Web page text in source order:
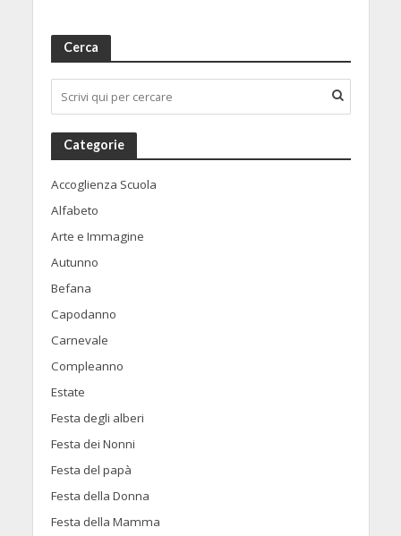
Cerca
Categorie
Accoglienza Scuola
Alfabeto
Arte e Immagine
Autunno
Befana
Capodanno
Carnevale
Compleanno
Estate
Festa degli alberi
Festa dei Nonni
Festa del papà
Festa della Donna
Festa della Mamma